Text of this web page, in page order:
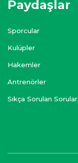
Paydaşlar
Sporcular
Kulüpler
Hakemler
Antrenörler
Sıkça Sorulan Sorular